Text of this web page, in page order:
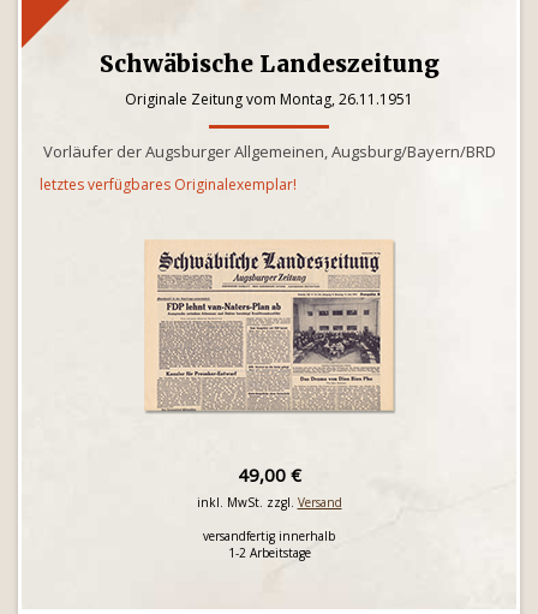
Schwäbische Landeszeitung
Originale Zeitung vom Montag, 26.11.1951
Vorläufer der Augsburger Allgemeinen, Augsburg/Bayern/BRD
letztes verfügbares Originalexemplar!
49,00 €
inkl. MwSt. zzgl. Versand
versandfertig innerhalb
1-2 Arbeitstage